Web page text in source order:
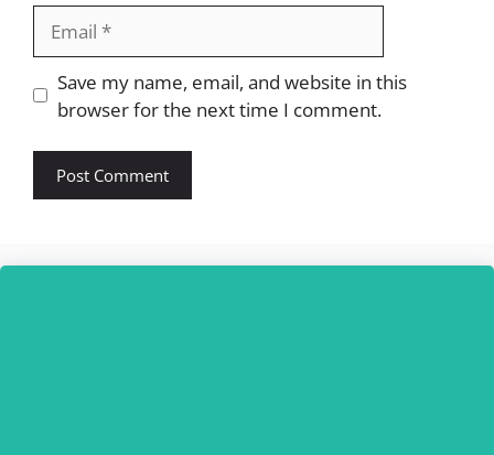
Website
Save my name, email, and website in this
browser for the next time I comment.